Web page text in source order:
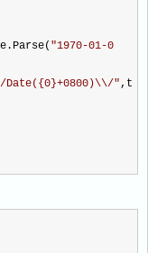
"1970-01-0
" ,t